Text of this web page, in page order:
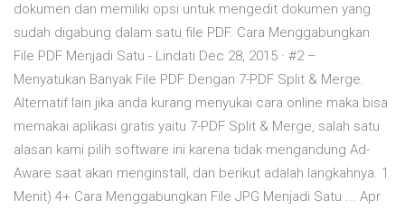
dokumen dan memiliki opsi untuk mengedit dokumen yang
sudah digabung dalam satu file PDF. Cara Menggabungkan
File PDF Menjadi Satu - Lindati Dec 28, 2015 · #2 –
Menyatukan Banyak File PDF Dengan 7-PDF Split & Merge.
Alternatif lain jika anda kurang menyukai cara online maka bisa
memakai aplikasi gratis yaitu 7-PDF Split & Merge, salah satu
alasan kami pilih software ini karena tidak mengandung Ad-
Aware saat akan menginstall, dan berikut adalah langkahnya. 1
Menit) 4+ Cara Menggabungkan File JPG Menjadi Satu ... Apr